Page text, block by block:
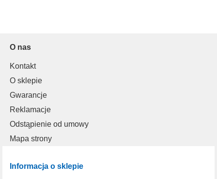
O nas
Kontakt
O sklepie
Gwarancje
Reklamacje
Odstąpienie od umowy
Mapa strony
Informacja o sklepie